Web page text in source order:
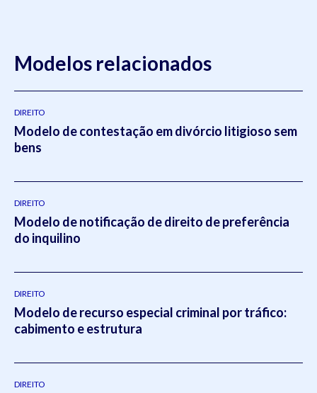
Modelos relacionados
DIREITO
Modelo de contestação em divórcio litigioso sem
bens
DIREITO
Modelo de notificação de direito de preferência
do inquilino
DIREITO
Modelo de recurso especial criminal por tráfico:
cabimento e estrutura
DIREITO